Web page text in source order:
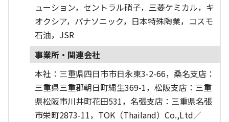
ューション，セントラル硝子，三菱ケミカル，キ
オクシア，パナソニック，日本特殊陶業，コスモ
石油，JSR
事業所・関連会社
本社：三重県四日市市日永東3-2-66，桑名支店：
三重県三重郡朝日町縄生369-1，松阪支店：三重
県松阪市川井町花田531，名張支店：三重県名張
市栄町2873-11，TOK（Thailand）Co.,Ltd／